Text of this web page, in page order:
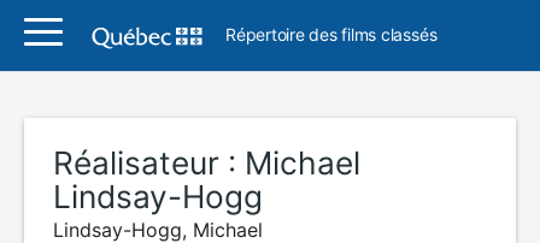
Répertoire des films classés
Réalisateur : Michael
Lindsay-Hogg
Lindsay-Hogg, Michael